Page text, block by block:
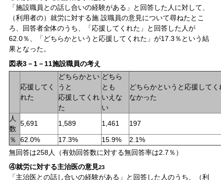
「施設職員との話し合いの経験がある」と回答した人に対して、
（利用者の）就労に対する施 設職員の意見について尋ねたとこ
ろ、回答者全体のうち、「応援してくれた」と回答した人が
62.0％、「どちらかというと応援してくれた」が17.3％という結
果となった。
図表3－1－11施設職員の考え
応援してく
れた
どちらかとい
うと
応援してくれ
た
どちら
とも
いえな
い
どちらかというと応援してく
なかった
人
数
5,691 1,589 1,461 197
％ 62.0% 17.3% 15.9%
2.1%
無回答は258人（有効回答数に対する無回答率は2.7％）
④就労に対する主治医の意見23
「主治医との話し合いの経験がある」と回答した人のうち、（利